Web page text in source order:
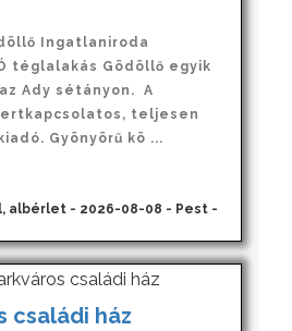
Ingatlaniroda
téglalakás Gödöllő egyik
Ady sétányon. A
teljesen
Gyönyörű kö ...
albérlet - 2026-08-08 - Pest -
családi ház